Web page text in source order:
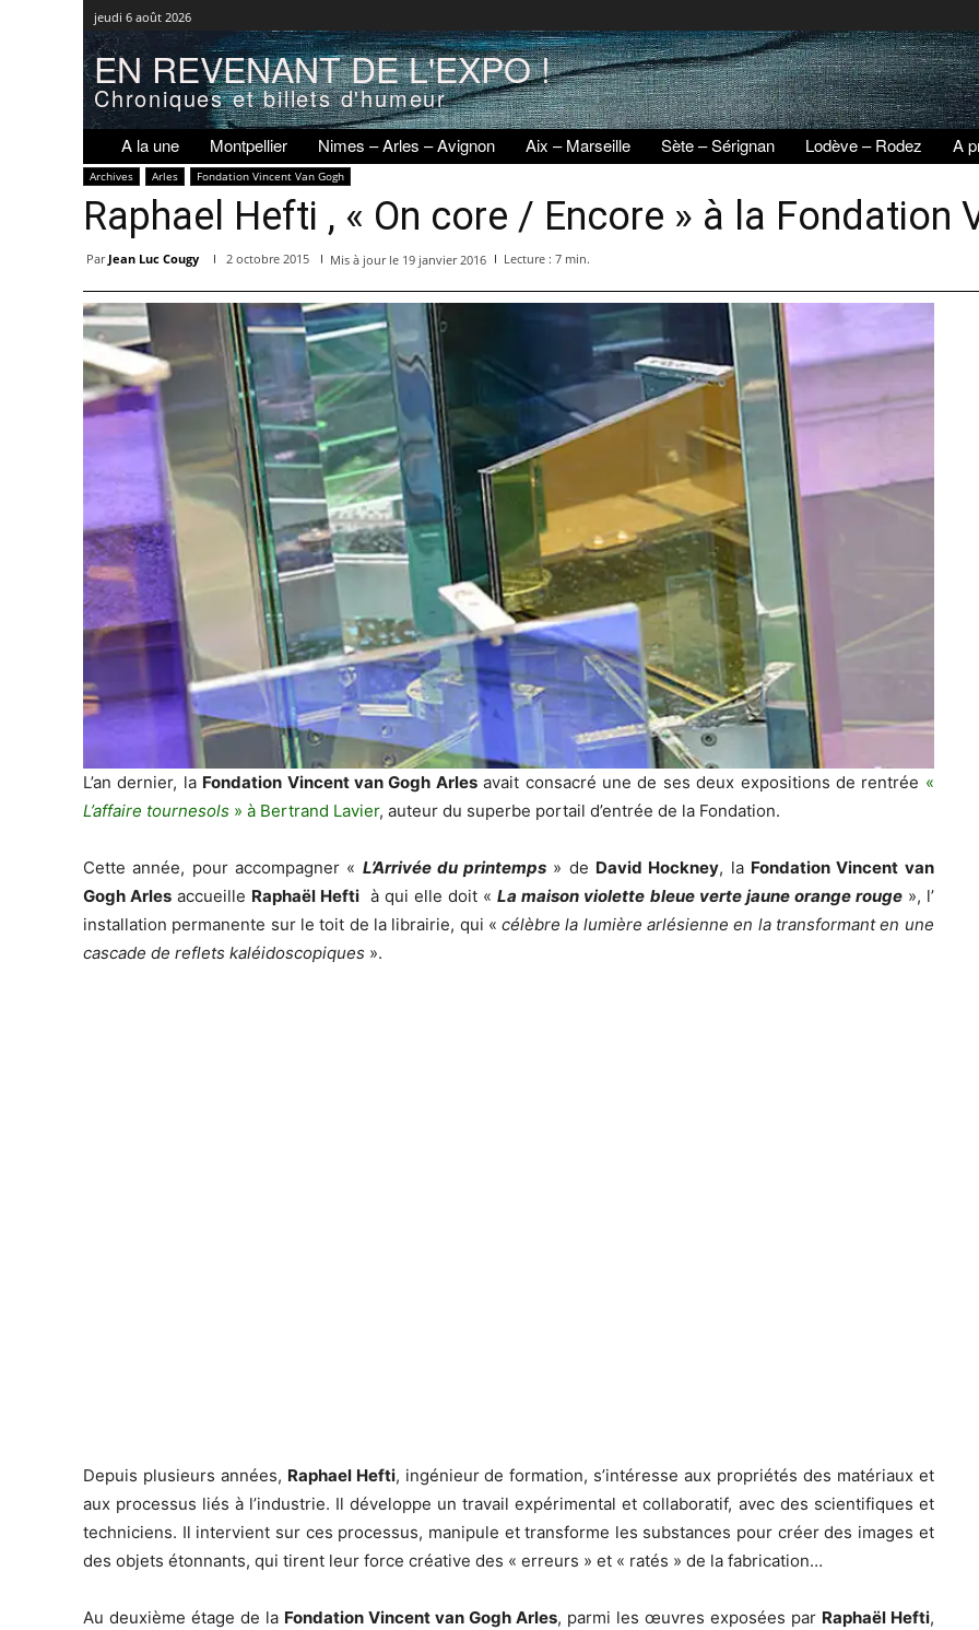
jeudi 6 août 2026
EN REVENANT DE L'EXPO !
Chroniques et billets d'humeur
A la une Montpellier Nimes – Arles – Avignon Aix – Marseille Sète – Sérignan Lodève – Rodez A
Archives Arles Fondation Vincent Van Gogh
Raphael Hefti , « On core / Encore » à la Fondation
Par Jean Luc Cougy 2 octobre 2015 Mis à jour le 19 janvier 2016 Lecture : 7 min.
L’an dernier, la Fondation Vincent van Gogh Arlesavait consacré une de ses deux expositions de rentrée «
L’affaire tournesols » à Bertrand Lavier, auteur du superbe portail d’entrée de la Fondation.
Cette année, pour accompagner « L’Arrivée du printemps » de David Hockney, la Fondation Vincent van
Gogh Arles accueille Raphaël Hefti à qui elle doit «La maison violette bleue verte jaune orange rouge», l’
installation permanente sur le toit de la librairie, qui «célèbre la lumière arlésienne en la transformant en une
cascade de reflets kaléidoscopiques ».
Depuis plusieurs années, Raphael Hefti, ingénieur de formation, s’intéresse aux propriétés des matériaux et
aux processus liés à l’industrie. Il développe un travail expérimental et collaboratif, avec des scientifiques et
techniciens. Il intervient sur ces processus, manipule et transforme les substances pour créer des images et
des objets étonnants, qui tirent leur force créative des « erreurs » et « ratés » de la fabrication…
Au deuxième étage de la Fondation Vincent van Gogh Arles, parmi les œuvres exposées par Raphaël Hefti,